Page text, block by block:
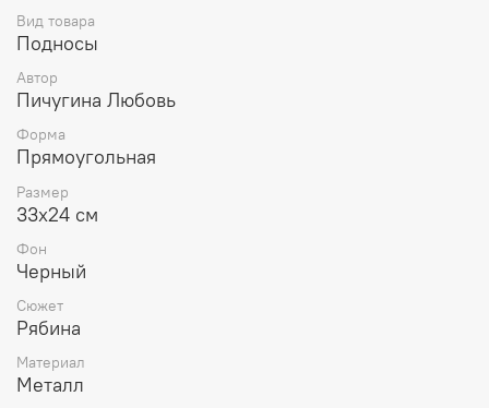
Вид товара
Подносы
Автор
Пичугина Любовь
Форма
Прямоугольная
Размер
33х24 см
Фон
Черный
Сюжет
Рябина
Материал
Металл